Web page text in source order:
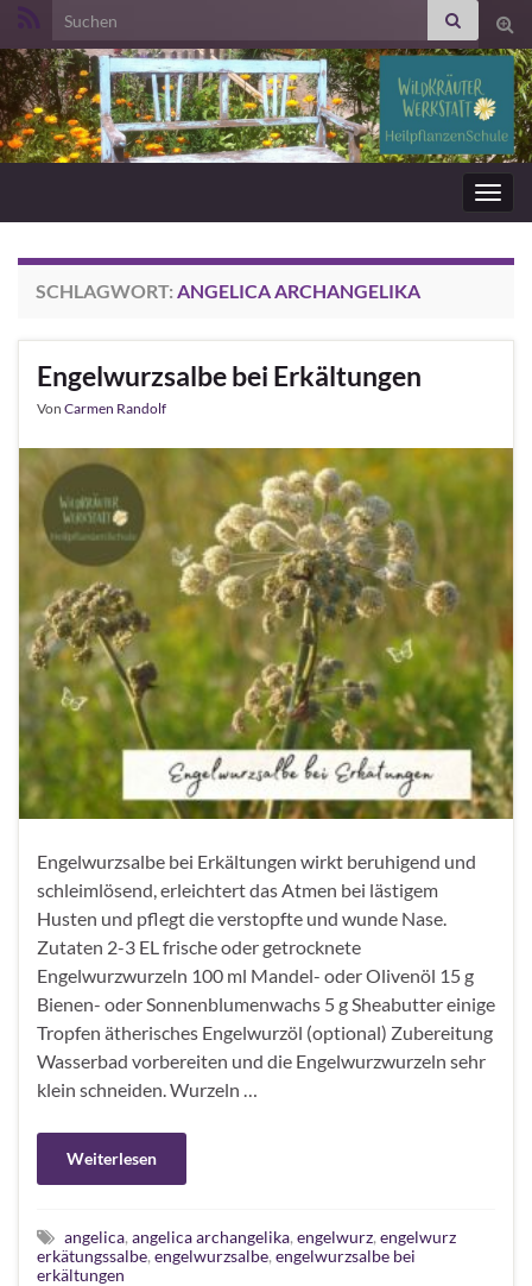
Search for:
SCHLAGWORT: ANGELICA ARCHANGELIKA
Engelwurzsalbe bei Erkältungen
Von Carmen Randolf
Engelwurzsalbe bei Erkältungen wirkt beruhigend und
schleimlösend, erleichtert das Atmen bei lästigem
Husten und pflegt die verstopfte und wunde Nase.
Zutaten 2-3 EL frische oder getrocknete
Engelwurzwurzeln 100 ml Mandel- oder Olivenöl 15 g
Bienen- oder Sonnenblumenwachs 5 g Sheabutter einige
Tropfen ätherisches Engelwurzöl (optional) Zubereitung
Wasserbad vorbereiten und die Engelwurzwurzeln sehr
klein schneiden. Wurzeln …
Weiterlesen
angelica, angelica archangelika, engelwurz, engelwurz
erkätungssalbe, engelwurzsalbe, engelwurzsalbe bei
erkältungen